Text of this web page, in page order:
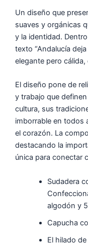
Un diseño que
suaves y orgánicas
y la identidad.
texto “Andalucía
elegante pero
El diseño pone de
y trabajo que
cultura, sus
imborrable en todos
el corazón. La
destacando la
única para conectar
Sudadera
algodón y
Capucha
El hilado